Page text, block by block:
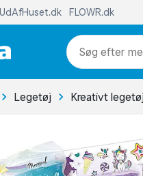
FLOWR.dk
Legetøj Kreativt